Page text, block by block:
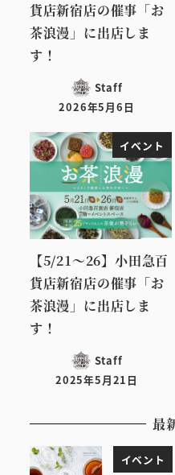
貨店新宿店の催事「お
茶浪漫」に出店しま
す！
Staff
投稿日
2026年5月6日
イベント
【5/21～26】小田急百
貨店新宿店の催事「お
茶浪漫」に出店しま
す！
Staff
投稿日
2025年5月21日
最
イベント